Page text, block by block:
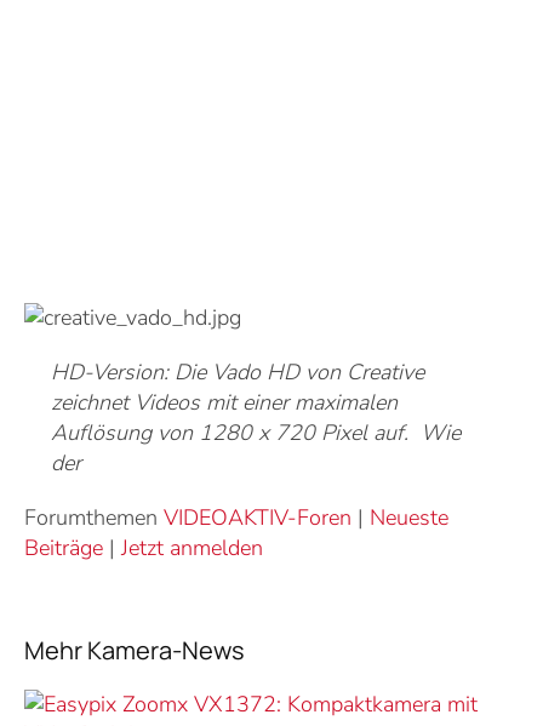
HD-Version: Die Vado HD von Creative
zeichnet Videos mit einer maximalen
Auflösung von 1280 x 720 Pixel auf. Wie
der
Forumthemen VIDEOAKTIV-Foren | Neueste
Beiträge |Jetzt anmelden
Mehr Kamera-News